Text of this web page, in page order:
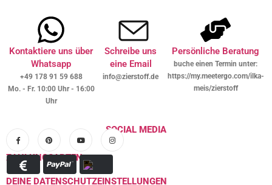
Kontaktiere uns über
Whatsapp
+49 178 91 59 688
Mo. - Fr. 10:00 Uhr - 16:00
Uhr
Schreibe uns
eine Email
info@zierstoff.de
Persönliche Beratung
buche einen Termin unter:
https://my.meetergo.com/ilka-
meis/zierstoff
SOCIAL MEDIA
ZAHLUNGSARTEN
DEINE DATENSCHUTZEINSTELLUNGEN